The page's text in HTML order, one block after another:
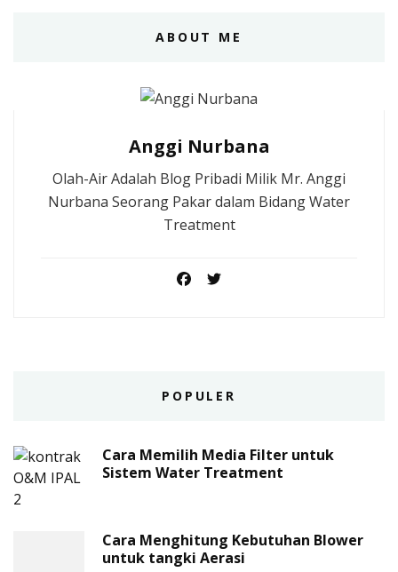
ABOUT ME
Anggi Nurbana
Olah-Air Adalah Blog Pribadi Milik Mr. Anggi
Nurbana Seorang Pakar dalam Bidang Water
Treatment
POPULER
Cara Memilih Media Filter untuk
Sistem Water Treatment
Cara Menghitung Kebutuhan Blower
untuk tangki Aerasi